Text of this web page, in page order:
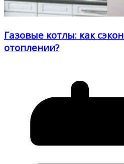
Газовые котлы: как
отоплении?